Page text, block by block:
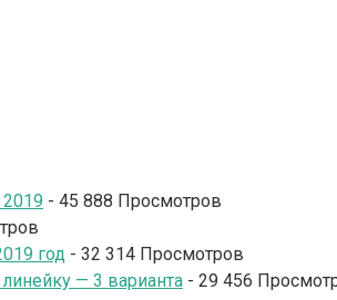
- 45 888 Просмотров
год - 32 314 Просмотров
— 3 варианта - 29 456